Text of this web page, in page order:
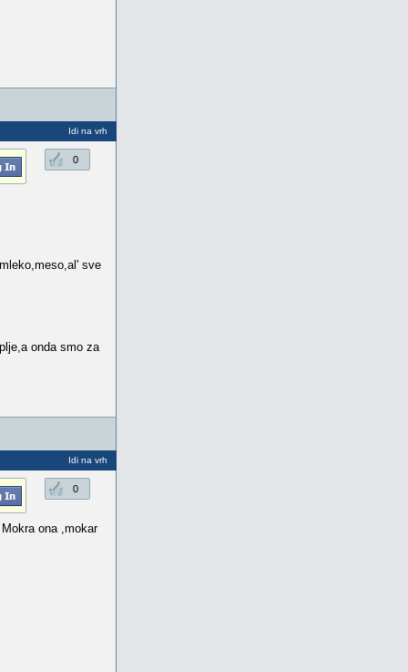
Idi na vrh
0
sve
onda smo za
Idi na vrh
0
ona ,mokar